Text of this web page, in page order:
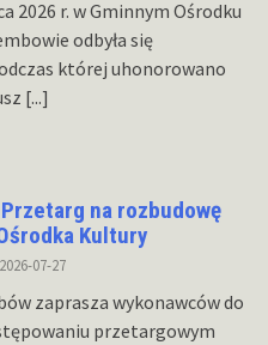
2026 r. w Gminnym Ośrodku
odbyła się
której uhonorowano
[...]
na rozbudowę
Kultury
07-27
zaprasza wykonawców do
przetargowym